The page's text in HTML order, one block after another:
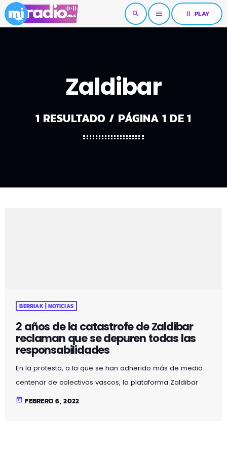
search menu pause PLAY
Zaldibar
1 RESULTADO / PÁGINA 1 DE 1
BERRIAK | NOTICIAS
2 años de la catastrofe de Zaldibar
reclaman que se depuren todas las
responsabilidades
En la protesta, a la que se han adherido más de medio
centenar de colectivos vascos, la plataforma Zaldibar
Argitu ha homenajeado junto al vertedero a los dos
today FEBRERO 6, 2022